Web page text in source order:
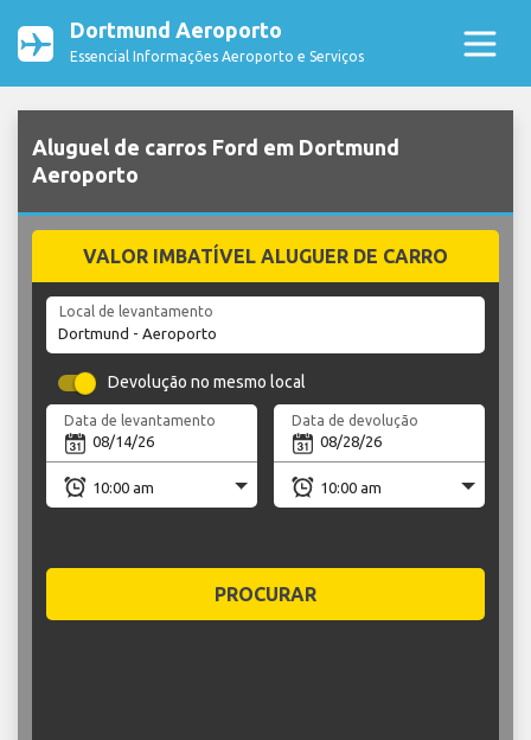
Dortmund Aeroporto
Essencial Informações Aeroporto e Serviços
Aluguel de carros Ford em Dortmund
Aeroporto
VALOR IMBATÍVEL ALUGUER DE CARRO
Local de levantamento
Devolução no mesmo local
Data de levantamento Data de devolução
PROCURAR